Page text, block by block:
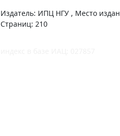
Издатель: ИПЦ НГУ , Место
Страниц: 210